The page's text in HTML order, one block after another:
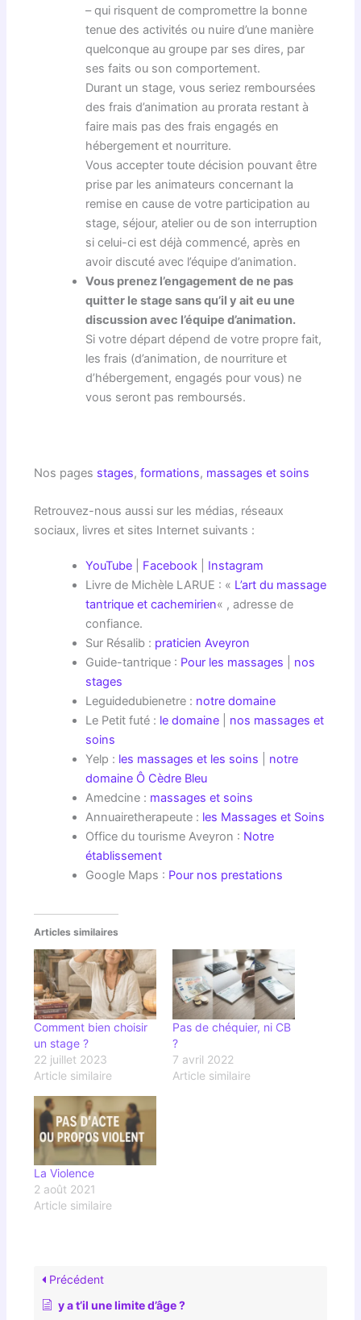
– qui risquent de compromettre la bonne
tenue des activités ou nuire d’une manière
quelconque au groupe par ses dires, par
ses faits ou son comportement.
Durant un stage, vous seriez remboursées
des frais d’animation au prorata restant à
faire mais pas des frais engagés en
hébergement et nourriture.
Vous accepter toute décision pouvant être
prise par les animateurs concernant la
remise en cause de votre participation au
stage, séjour, atelier ou de son interruption
si celui-ci est déjà commencé, après en
avoir discuté avec l’équipe d’animation.
Vous prenez l’engagement de ne pas
quitter le stage sans qu’il y ait eu une
discussion avec l’équipe d’animation.
Si votre départ dépend de votre propre fait,
les frais (d’animation, de nourriture et
d’hébergement, engagés pour vous) ne
vous seront pas remboursés.
Nos pages stages,formations, massages et soins
Retrouvez-nous aussi sur les médias, réseaux
sociaux, livres et sites Internet suivants :
YouTube Facebook
Instagram
Livre de Michèle LARUE : « L’art du massage
tantrique et cachemirien« , adresse de
confiance.
Sur Résalib : praticien Aveyron
Guide-tantrique : Pour les massages
nos
stages
Leguidedubienetre : notre domaine
Le Petit futé : le domaine
nos massages et
soins
Yelp : les massages et les soins
notre
domaine Ô Cèdre Bleu
Amedcine : massages et soins
Annuairetherapeute : les Massages et Soins
Office du tourisme Aveyron : Notre
établissement
Google Maps : Pour nos prestations
Articles similaires
Comment bien choisir
un stage ?
22 juillet 2023
Article similaire
Pas de chéquier, ni CB
?
7 avril 2022
Article similaire
La Violence
2 août 2021
Article similaire
Précédent
y a t’il une limite d’âge ?